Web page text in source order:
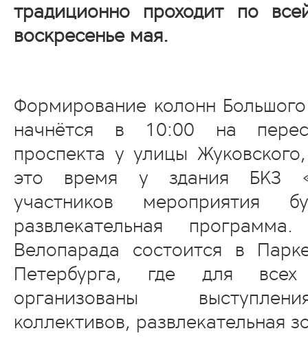
традиционно проходит по
воскресенье мая.
Формирование колонн
начнётся в 10:00 на
проспекта у улицы
это время у здания БКЗ
участников мероприятия
развлекательная
Велопарада состоится в
Петербурга, где для
организованы
коллективов, развлекательная